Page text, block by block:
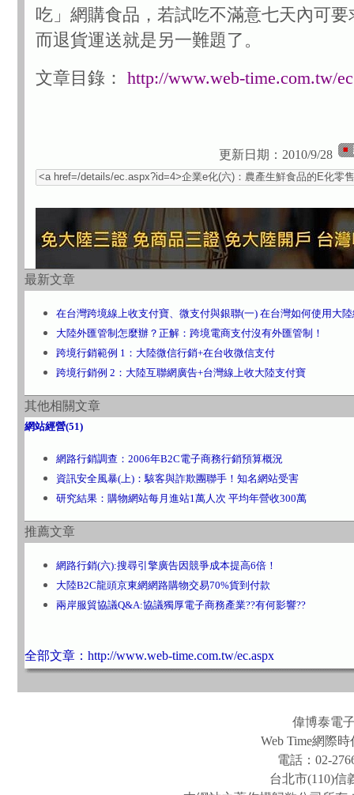
吃」網購食品，若試吃不滿意七天內可要
而退貨運送就是另一難題了。
文章目錄： http://www.web-time.com.tw/
更新日期：2010/9/28
最新文章
在台灣跨境線上收支付寶、微支付與銀聯(一) 在台灣如何使用大
大陸外匯管制怎麼辦？正解：跨境電商支付沒有外匯管制！
跨境行銷範例 1：大陸微信行銷+在台收微信支付
跨境行銷例 2：大陸互聯網廣告+台灣線上收大陸支付寶
其他相關文章
網站經營(51)
網路行銷調查：2006年B2C電子商務行銷預算概況
資訊安全風暴(上)：駭客與詐欺團聯手！知名網站受害
研究結果：購物網站每月進站1萬人次 平均年營收300萬
推薦文章
網路行銷(六):搜尋引擎廣告因競爭成本提高6倍！
大陸B2C龍頭京東網網路購物交易70%貨到付款
兩岸服貿協議Q&A:協議獨厚電子商務產業??有何影響??
全部文章：http://www.web-time.com.tw/ec.aspx
偉博泰電
Web Time網際
電話：02-
台北市(110)信